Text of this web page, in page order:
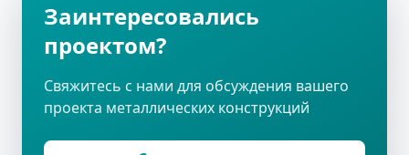
Заинтересовались
проектом?
Свяжитесь с нами для обсуждения вашего
проекта металлических конструкций